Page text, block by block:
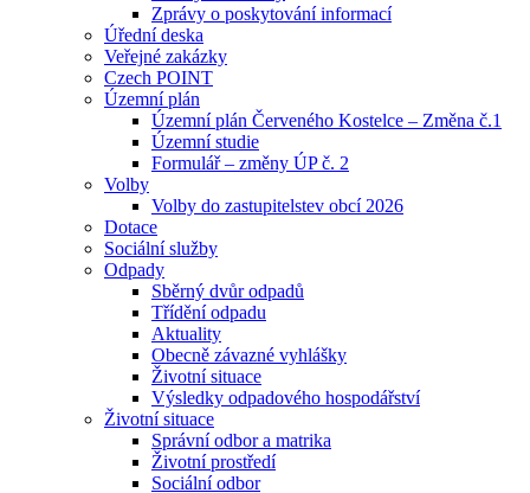
Zprávy o poskytování informací
Úřední deska
Veřejné zakázky
Czech POINT
Územní plán
Územní plán Červeného Kostelce – Změna č.1
Územní studie
Formulář – změny ÚP č. 2
Volby
Volby do zastupitelstev obcí 2026
Dotace
Sociální služby
Odpady
Sběrný dvůr odpadů
Třídění odpadu
Aktuality
Obecně závazné vyhlášky
Životní situace
Výsledky odpadového hospodářství
Životní situace
Správní odbor a matrika
Životní prostředí
Sociální odbor